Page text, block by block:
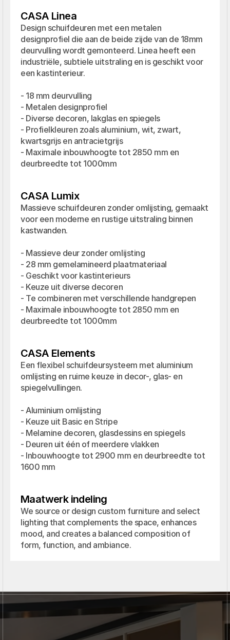
CASA Linea
Design schuifdeuren met een metalen
designprofiel die aan de beide zijde van de 18mm
deurvulling wordt gemonteerd. Linea heeft een
industriële, subtiele uitstraling en is geschikt voor
een kastinterieur.
- 18 mm deurvulling
- Metalen designprofiel
- Diverse decoren, lakglas en spiegels
- Profielkleuren zoals aluminium, wit, zwart,
kwartsgrijs en antracietgrijs
- Maximale inbouwhoogte tot 2850 mm en
deurbreedte tot 1000mm
CASA Lumix
Massieve schuifdeuren zonder omlijsting, gemaakt
voor een moderne en rustige uitstraling binnen
kastwanden.
- Massieve deur zonder omlijsting
- 28 mm gemelamineerd plaatmateriaal
- Geschikt voor kastinterieurs
- Keuze uit diverse decoren
- Te combineren met verschillende handgrepen
- Maximale inbouwhoogte tot 2850 mm en
deurbreedte tot 1000mm
CASA Elements
Een flexibel schuifdeursysteem met aluminium
omlijsting en ruime keuze in decor-, glas- en
spiegelvullingen.
- Aluminium omlijsting
- Keuze uit Basic en Stripe
- Melamine decoren, glasdessins en spiegels
- Deuren uit één of meerdere vlakken
- Inbouwhoogte tot 2900 mm en deurbreedte tot
1600 mm
Maatwerk indeling
We source or design custom furniture and select
lighting that complements the space, enhances
mood, and creates a balanced composition of
form, function, and ambiance.